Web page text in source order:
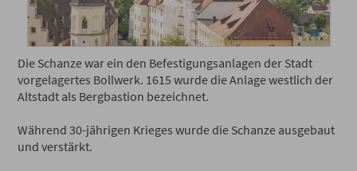
Die Schanze war ein den Befestigungsanlagen der Stadt
vorgelagertes Bollwerk. 1615 wurde die Anlage westlich der
Altstadt als Bergbastion bezeichnet.
Während 30-jährigen Krieges wurde die Schanze ausgebaut
und verstärkt.